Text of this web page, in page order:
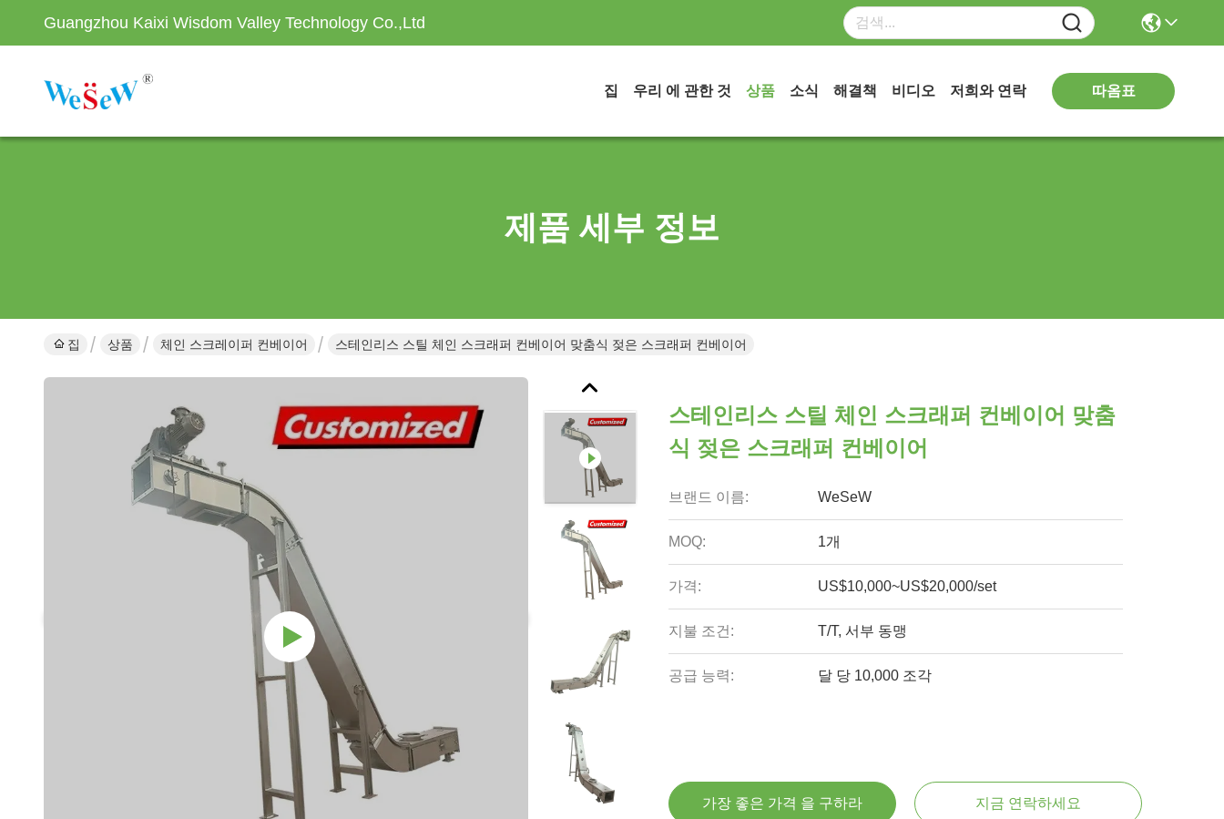
Guangzhou Kaixi Wisdom Valley Technology Co.,Ltd
집 우리 에 관한 것 상품 소식 해결책 비디오 저희와 연락 따옴표
제품 세부 정보
집 상품 체인 스크레이퍼 컨베이어 스테인리스 스틸 체인 스크래퍼 컨베이어 맞춤식 젖은 스크래퍼 컨베이어
스테인리스 스틸 체인 스크래퍼 컨베이어 맞춤
식 젖은 스크래퍼 컨베이어
브랜드 이름: WeSeW
MOQ: 1개
가격: US$10,000~US$20,000/set
지불 조건: T/T, 서부 동맹
공급 능력: 달 당 10,000 조각
가장 좋은 가격 을 구하라 지금 연락하세요